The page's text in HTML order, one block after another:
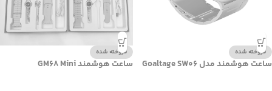
فروخته شده
ساعت هوشمند مدل Goaltage SW06
فروخته شده
ساعت هوشمند GM68 Mini